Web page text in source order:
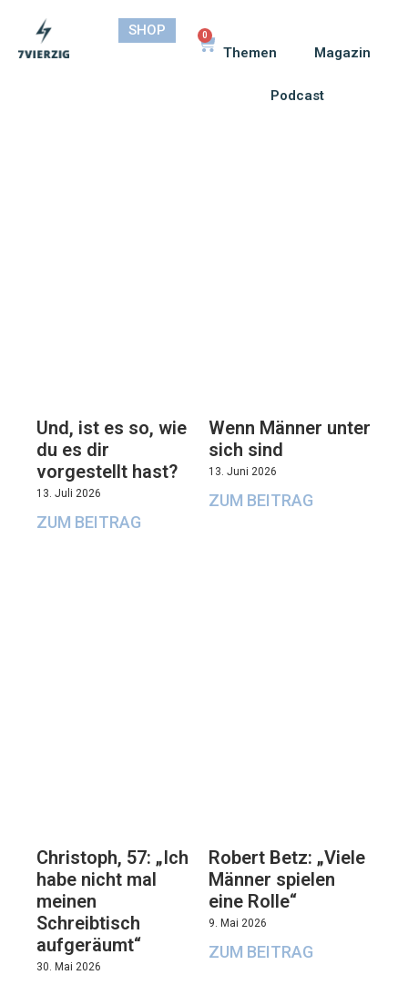
SHOP 0
Themen Magazin
Podcast
Und, ist es so, wie
du es dir
vorgestellt hast?
13. Juli 2026
ZUM BEITRAG
Wenn Männer unter
sich sind
13. Juni 2026
ZUM BEITRAG
Christoph, 57: „Ich
habe nicht mal
meinen
Schreibtisch
aufgeräumt“
30. Mai 2026
Robert Betz: „Viele
Männer spielen
eine Rolle“
9. Mai 2026
ZUM BEITRAG